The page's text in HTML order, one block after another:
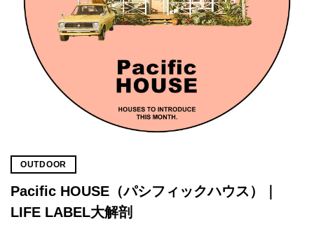
OUTDOOR
Pacific HOUSE（パシフィックハウス）｜
LIFE LABEL大解剖